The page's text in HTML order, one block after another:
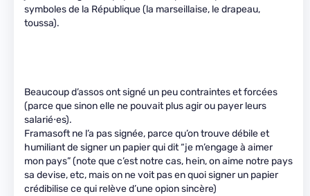
symboles de la République (la marseillaise, le drapeau,
toussa).
Beaucoup d’assos ont signé un peu contraintes et forcées
(parce que sinon elle ne pouvait plus agir ou payer leurs
salarié⋅es).
Framasoft ne l’a pas signée, parce qu’on trouve débile et
humiliant de signer un papier qui dit “je m’engage à aimer
mon pays” (note que c’est notre cas, hein, on aime notre pays
sa devise, etc, mais on ne voit pas en quoi signer un papier
crédibilise ce qui relève d’une opion sincère)